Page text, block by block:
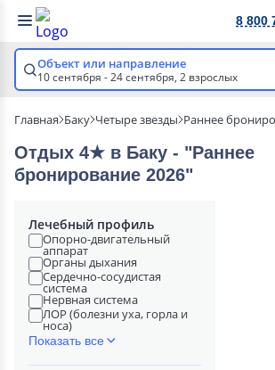
8 800
Объект или направление
10 сентября - 24 сентября, 2 взрослых
Главная Баку Четыре звезды Раннее
Отдых 4★ в Баку - "Раннее
бронирование 2026"
Лечебный профиль
Опорно-двигательный
аппарат
Органы дыхания
Сердечно-сосудистая
система
Нервная система
ЛОР (болезни уха, горла и
носа)
Показать все